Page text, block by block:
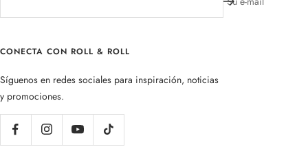
CONECTA CON ROLL & ROLL
Síguenos en redes sociales para inspiración, noticias
y promociones.